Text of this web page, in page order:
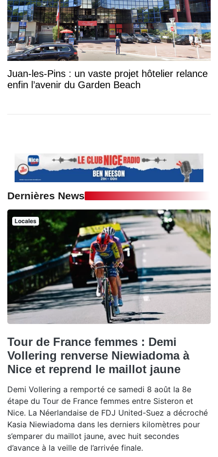
Juan-les-Pins : un vaste projet hôtelier relance
enfin l’avenir du Garden Beach
Dernières News
Locales
Tour de France femmes : Demi
Vollering renverse Niewiadoma à
Nice et reprend le maillot jaune
Demi Vollering a remporté ce samedi 8 août la 8e
étape du Tour de France femmes entre Sisteron et
Nice. La Néerlandaise de FDJ United-Suez a décroché
Kasia Niewiadoma dans les derniers kilomètres pour
s’emparer du maillot jaune, avec huit secondes
d’avance à la veille de l’arrivée finale.